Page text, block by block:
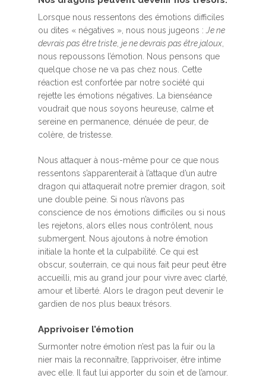
Lorsque nous ressentons des émotions difficiles
ou dites « négatives », nous nous jugeons : Je ne
devrais pas être triste je ne devrais pas être jaloux
nous repoussons l’émotion. Nous pensons que
quelque chose ne va pas chez nous. Cette
réaction est confortée par notre société qui
rejette les émotions négatives. La bienséance
voudrait que nous soyons heureuse, calme et
sereine en permanence, dénuée de peur, de
colère, de tristesse.
Nous attaquer à nous-même pour ce que nous
ressentons s’apparenterait à l’attaque d’un autre
dragon qui attaquerait notre premier dragon, soit
une double peine. Si nous n’avons pas
conscience de nos émotions difficiles ou si nous
les rejetons, alors elles nous contrôlent, nous
submergent. Nous ajoutons à notre émotion
initiale la honte et la culpabilité. Ce qui est
obscur, souterrain, ce qui nous fait peur peut être
accueilli, mis au grand jour pour vivre avec clarté,
amour et liberté. Alors le dragon peut devenir le
gardien de nos plus beaux trésors.
Apprivoiser l’émotion
Surmonter notre émotion n’est pas la fuir ou la
nier mais la reconnaître, l’apprivoiser, être intime
avec elle. Il faut lui apporter du soin et de l’amour.